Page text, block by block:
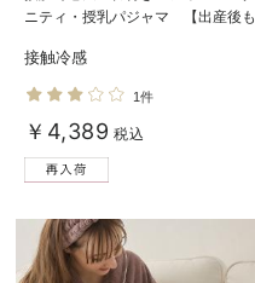
ニティ・授乳パジャマ 【出産後も
ズマダム）
接触冷感
1件
￥4,389 税込